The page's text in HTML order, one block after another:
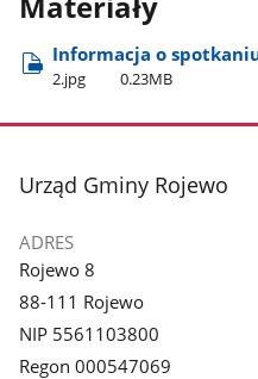
Informacja o
2.jpg 0.23MB
stopka
Urząd Gminy Rojewo
ADRES
Rojewo 8
88-111 Rojewo
NIP 5561103800
Regon 000547069